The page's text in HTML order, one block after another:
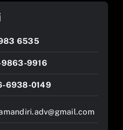
6535
9863-9916
6938-0149